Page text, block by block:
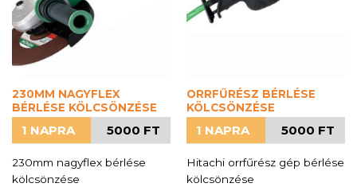
230MM NAGYFLEX
BÉRLÉSE KÖLCSÖNZÉSE
1 NAPRA 5000 FT
230mm nagyflex bérlése
kölcsönzése
ORRFŰRÉSZ BÉRLÉSE
KÖLCSÖNZÉSE
1 NAPRA 5000 FT
Hitachi orrfűrész gép bérlése
kölcsönzése